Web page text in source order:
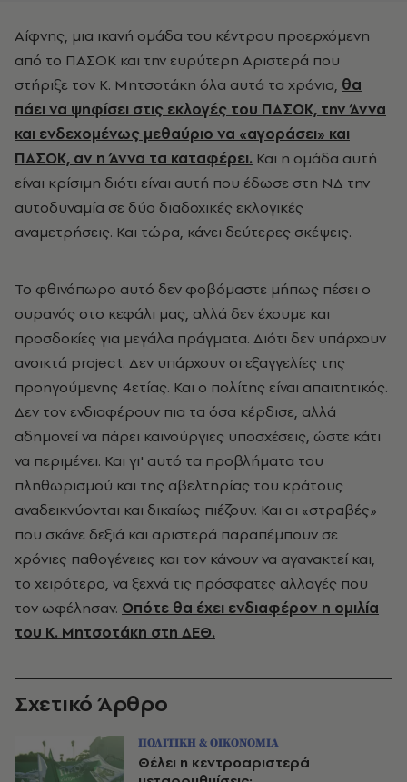
Αίφνης, μια ικανή ομάδα του κέντρου προερχόμενη
από το ΠΑΣΟΚ και την ευρύτερη Αριστερά που
στήριξε τον Κ. Μητσοτάκη όλα αυτά τα χρόνια, θα
πάει να ψηφίσει στις εκλογές του ΠΑΣΟΚ, την Άννα
και ενδεχομένως μεθαύριο να «αγοράσει» και
ΠΑΣΟΚ, αν η Άννα τα καταφέρει. Και η ομάδα αυτή
είναι κρίσιμη διότι είναι αυτή που έδωσε στη ΝΔ την
αυτοδυναμία σε δύο διαδοχικές εκλογικές
αναμετρήσεις. Και τώρα, κάνει δεύτερες σκέψεις.
Το φθινόπωρο αυτό δεν φοβόμαστε μήπως πέσει ο
ουρανός στο κεφάλι μας, αλλά δεν έχουμε και
προσδοκίες για μεγάλα πράγματα. Διότι δεν υπάρχουν
ανοικτά project. Δεν υπάρχουν οι εξαγγελίες της
προηγούμενης 4ετίας. Και ο πολίτης είναι απαιτητικός.
Δεν τον ενδιαφέρουν πια τα όσα κέρδισε, αλλά
αδημονεί να πάρει καινούργιες υποσχέσεις, ώστε κάτι
να περιμένει. Και γι' αυτό τα προβλήματα του
πληθωρισμού και της αβελτηρίας του κράτους
αναδεικνύονται και δικαίως πιέζουν. Και οι «στραβές»
που σκάνε δεξιά και αριστερά παραπέμπουν σε
χρόνιες παθογένειες και τον κάνουν να αγανακτεί και,
το χειρότερο, να ξεχνά τις πρόσφατες αλλαγές που
τον ωφέλησαν. Οπότε θα έχει ενδιαφέρον η ομιλία
του Κ. Μητσοτάκη στη ΔΕΘ.
Σχετικό Άρθρο
ΠΟΛΙΤΙΚΗ & ΟΙΚΟΝΟΜΙΑ
Θέλει η κεντροαριστερά